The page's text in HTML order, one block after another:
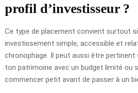
profil d’investisseur ?
Ce type de placement convient surtout
investissement simple, accessible et
chronophage. Il peut aussi être pertinent
ton patrimoine avec un budget limité ou
commencer petit avant de passer à un